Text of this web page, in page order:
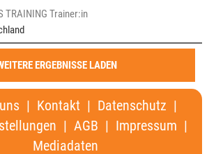
TRAINING Trainer:in
ERGEBNISSE LADEN
| Kontakt | Datenschutz |
| AGB | Impressum |
Mediadaten